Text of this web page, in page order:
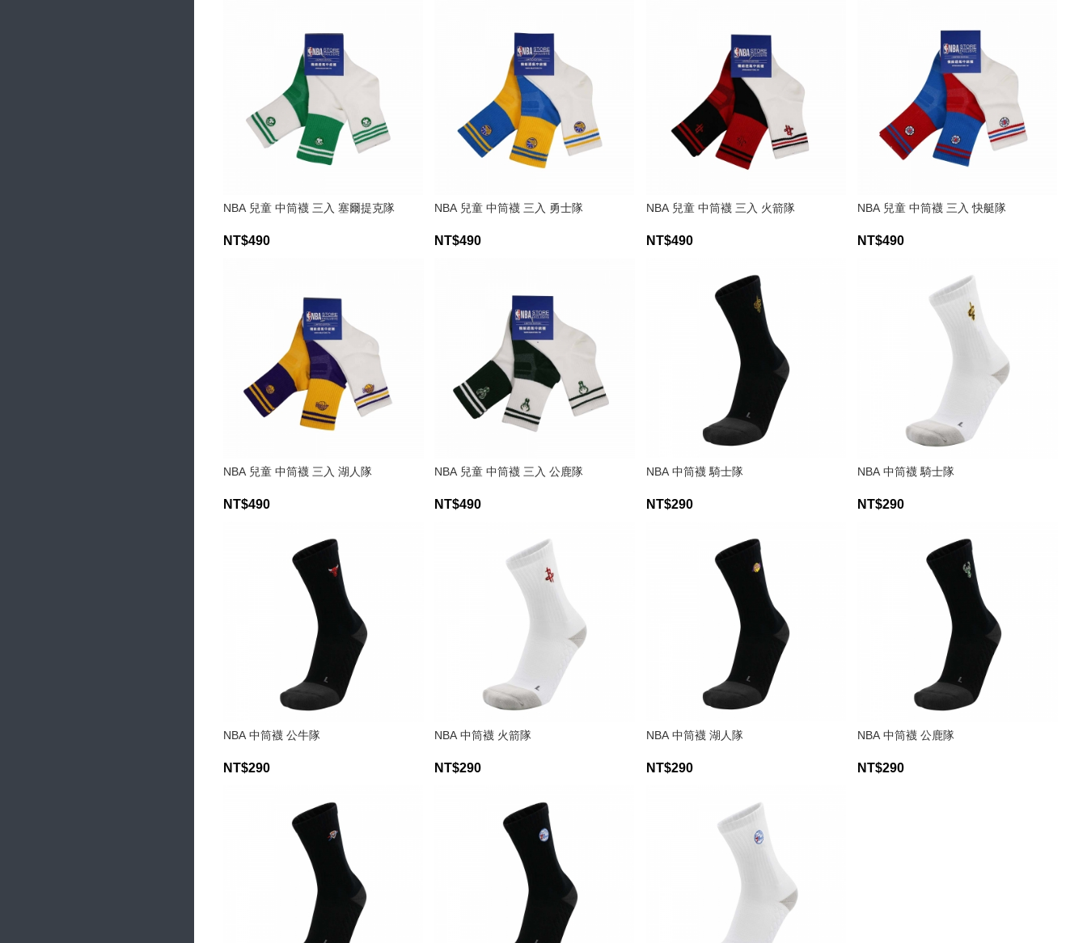
NBA 兒童 中筒襪 三入 塞爾提克隊
NT$490
NBA 兒童 中筒襪 三入 勇士隊
NT$490
NBA 兒童 中筒襪 三入 火箭隊
NT$490
NBA 兒童 中筒襪 三入 快艇隊
NT$490
NBA 兒童 中筒襪 三入 湖人隊
NT$490
NBA 兒童 中筒襪 三入 公鹿隊
NT$490
NBA 中筒襪 騎士隊
NT$290
NBA 中筒襪 騎士隊
NT$290
NBA 中筒襪 公牛隊
NT$290
NBA 中筒襪 火箭隊
NT$290
NBA 中筒襪 湖人隊
NT$290
NBA 中筒襪 公鹿隊
NT$290